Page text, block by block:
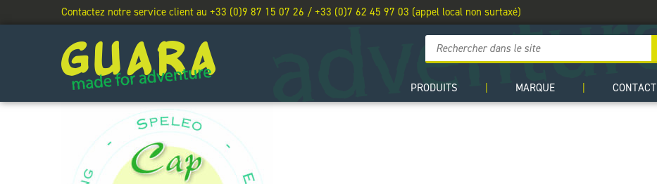
Contactez notre service client au +33 (0)9 87 15 07 26 / +33 (0)7 62 45 97 03 (appel local non surtaxé)
PRODUITS MARQUE CONTACT